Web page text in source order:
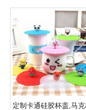
定制卡通硅胶杯盖,马